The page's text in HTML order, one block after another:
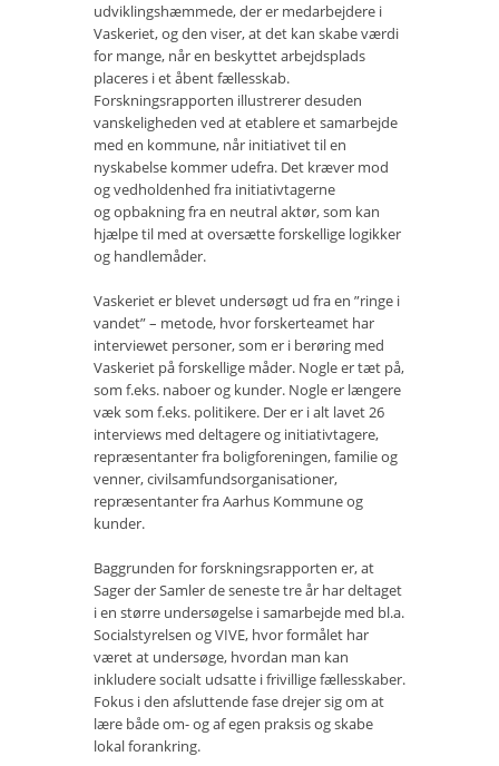
udviklingshæmmede, der er medarbejdere i
Vaskeriet, og den viser, at det kan skabe værdi
for mange, når en beskyttet arbejdsplads
placeres i et åbent fællesskab.
Forskningsrapporten illustrerer desuden
vanskeligheden ved at etablere et samarbejde
med en kommune, når initiativet til en
nyskabelse kommer udefra. Det kræver mod
og vedholdenhed fra initiativtagerne
og opbakning fra en neutral aktør, som kan
hjælpe til med at oversætte forskellige logikker
og handlemåder.
Vaskeriet er blevet undersøgt ud fra en ”ringe i
vandet” – metode, hvor forskerteamet har
interviewet personer, som er i berøring med
Vaskeriet på forskellige måder. Nogle er tæt på,
som f.eks. naboer og kunder. Nogle er længere
væk som f.eks. politikere. Der er i alt lavet 26
interviews med deltagere og initiativtagere,
repræsentanter fra boligforeningen, familie og
venner, civilsamfundsorganisationer,
repræsentanter fra Aarhus Kommune og
kunder.
Baggrunden for forskningsrapporten er, at
Sager der Samler de seneste tre år har deltaget
i en større undersøgelse i samarbejde med bl.a.
Socialstyrelsen og VIVE, hvor formålet har
været at undersøge, hvordan man kan
inkludere socialt udsatte i frivillige fællesskaber.
Fokus i den afsluttende fase drejer sig om at
lære både om- og af egen praksis og skabe
lokal forankring.